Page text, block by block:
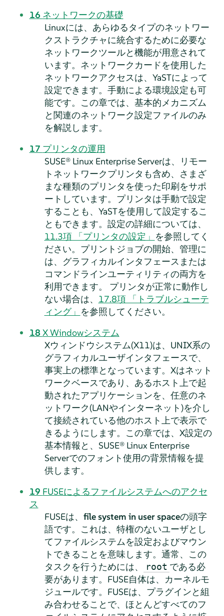
16 ネットワークの基礎
Linuxには、あらゆるタイプのネットワー
クストラクチャに統合するために必要な
ネットワークツールと機能が用意されて
います。ネットワークカードを使用した
ネットワークアクセスは、YaSTによって
設定できます。手動による環境設定も可
能です。この章では、基本的メカニズム
と関連のネットワーク設定ファイルのみ
を解説します。
17 プリンタの運用
SUSE® Linux Enterprise Serverは、リモー
トネットワークプリンタも含め、さまざ
まな種類のプリンタを使った印刷をサポ
ートしています。プリンタは手動で設定
することも、YaSTを使用して設定するこ
ともできます。設定の詳細については、
11.3項 「プリンタの設定」 を参照してく
ださい。プリントジョブの開始、管理に
は、グラフィカルインタフェースまたは
コマンドラインユーティリティの両方を
利用できます。 プリンタが正常に動作し
ない場合は、 17.8項 「トラブルシューテ
ィング」 を参照してください。
18 X Windowシステム
Xウィンドウシステム(X11)は、UNIX系の
グラフィカルユーザインタフェースで、
事実上の標準となっています。Xはネット
ワークベースであり、あるホスト上で起
動されたアプリケーションを、任意のネ
ットワーク(LANやインターネット)を介し
て接続されている他のホスト上で表示で
きるようにします。この章では、X設定の
基本情報と、 SUSE® Linux Enterprise
Serverでのフォント使用の背景情報を提
供します。
19 FUSEによるファイルシステムへのアクセ
ス
FUSEは、 file system in user spaceの頭字
語です。これは、特権のないユーザとし
てファイルシステムを設定およびマウン
トできることを意味します。通常、この
タスクを行うためには、
root である必
要があります。FUSE自体は、カーネルモ
ジュールです。FUSEは、プラグインと組
み合わせることで、ほとんどすべてのフ